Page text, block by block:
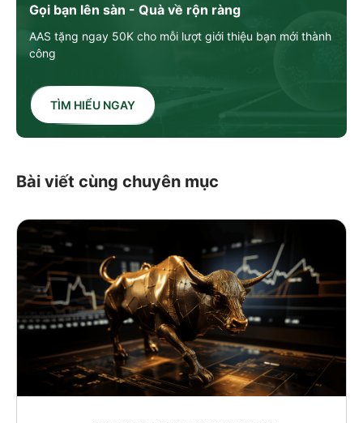
Gọi bạn lên sàn - Quà về rộn ràng
AAS tặng ngay 50K cho mỗi lượt giới thiệu bạn mới thành
công
TÌM HIỂU NGAY
Bài viết cùng chuyên mục